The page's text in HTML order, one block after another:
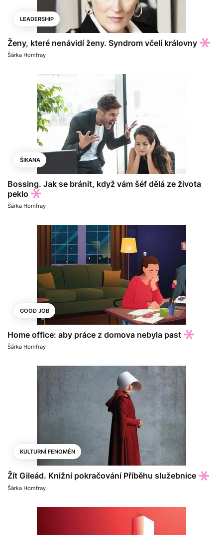
LEADERSHIP
Ženy, které nenávidí ženy. Syndrom včelí královny
Šárka Homfray
ŠIKANA
Bossing. Jak se bránit, když vám šéf dělá ze života
peklo
Šárka Homfray
GOOD JOB
Home office: aby práce z domova nebyla past
Šárka Homfray
KULTURNÍ FENOMÉN
Žít Gileád. Knižní pokračování Příběhu služebnice
Šárka Homfray